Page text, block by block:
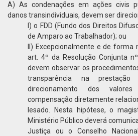
A) As condenações em ações civis
danos transindividuais, devem ser
I) o FDD (Fundo dos Direitos
de Amparo ao Trabalhador); ou
II) Excepcionalmente e de
art. 4º da Resolução Conjunta
devem observar os
transparência na
direcionamento dos
compensação diretamente
lesado. Nesta hipótese, o
Ministério Público deverá
Justiça ou o Conselho